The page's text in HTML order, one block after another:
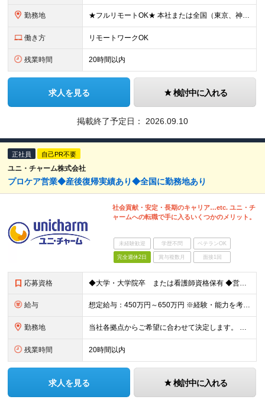
勤務地 ★フルリモートOK★ 本社または全国（東京、神奈川、千葉、埼玉、大阪）にあるオフィスの利用も可能です！ ＜本社住所＞ 東京都豊島区南池袋1-16-15リージャス5階 ＜大阪支社＞ 大阪府大阪市北区
働き方 リモートワークOK
残業時間 20時間以内
求人を見る 検討中に入れる
掲載終了予定日： 2026.09.10
正社員 自己PR不要
ユニ・チャーム株式会社
プロケア営業◆産後復帰実績あり◆全国に勤務地あり
社会貢献・安定・長期のキャリア…etc. ユニ・チ
ャームへの転職で手に入るいくつかのメリット。
未経験歓迎 学歴不問 ベテランOK
完全週休2日 賞与複数月 面接1回
応募資格 ◆大学・大学院卒 または看護師資格保有 ◆営業経験または販売経験をお持ちの方（目安2年以上）※看護師資格をお持ちの方は除く ◆普通自動車免許をお持ちの方（AT可） ◆基本的なPC操作ができる方（Wor
給与 想定給与：450万円～650万円 ※経験・能力を考慮の上、規定により優遇いたします ※試用期間6ヵ月（その間の給与・待遇に変動はありません）
勤務地 当社各拠点からご希望に合わせて決定します。 ※希望エリア（都道府県）での配属となり、配属後の転居を伴う転勤はございません。 ※リモートワーク可 ＜本社所在地＞ 東京都港区三田3-5-27住友不動産
残業時間 20時間以内
求人を見る 検討中に入れる